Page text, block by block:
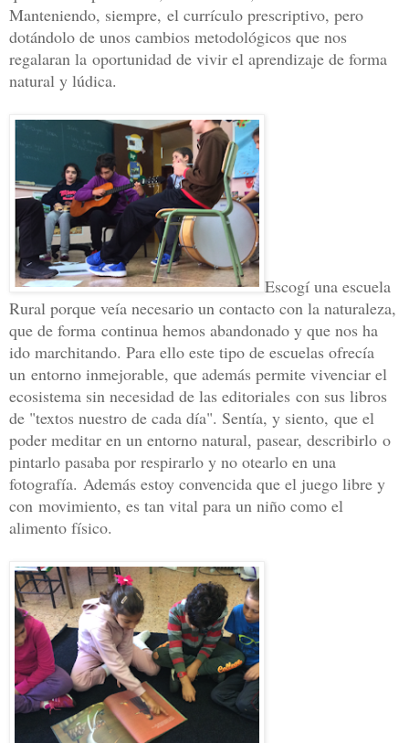
Manteniendo, siempre, el currículo prescriptivo, pero
dotándolo de unos cambios metodológicos que nos
regalaran la oportunidad de vivir el aprendizaje de forma
natural y lúdica.
Escogí una escuela
Rural porque veía necesario un contacto con la naturaleza,
que de forma continua hemos abandonado y que nos ha
ido marchitando. Para ello este tipo de escuelas ofrecía
un entorno inmejorable, que además permite vivenciar el
ecosistema sin necesidad de las editoriales con sus libros
de "textos nuestro de cada día". Sentía, y siento, que el
poder meditar en un entorno natural, pasear, describirlo o
pintarlo pasaba por respirarlo y no otearlo en una
fotografía. Además estoy convencida que el juego libre y
con movimiento, es tan vital para un niño como el
alimento físico.